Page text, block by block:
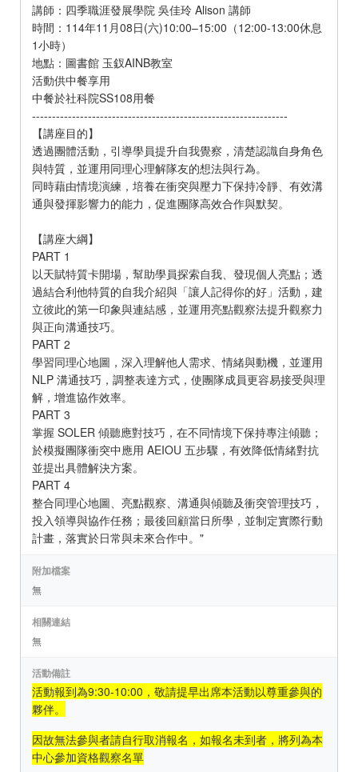
講師：四季職涯發展學院 吳佳玲 Alison 講師
時間：114年11月08日(六)10:00–15:00（12:00-13:00休息
1小時）
地點：圖書館 玉釵AINB教室
活動供中餐享用
中餐於社科院SS108用餐
----------------------------------------------------------------
【講座目的】
透過團體活動，引導學員提升自我覺察，清楚認識自身角色
與特質，並運用同理心理解隊友的想法與行為。
同時藉由情境演練，培養在衝突與壓力下保持冷靜、有效溝
通與發揮影響力的能力，促進團隊高效合作與默契。
【講座大綱】
PART 1
以天賦特質卡開場，幫助學員探索自我、發現個人亮點；透
過結合利他特質的自我介紹與「讓人記得你的好」活動，建
立彼此的第一印象與連結感，並運用亮點觀察法提升觀察力
與正向溝通技巧。
PART 2
學習同理心地圖，深入理解他人需求、情緒與動機，並運用
NLP 溝通技巧，調整表達方式，使團隊成員更容易接受與理
解，增進協作效率。
PART 3
掌握 SOLER 傾聽應對技巧，在不同情境下保持專注傾聽；
於模擬團隊衝突中應用 AEIOU 五步驟，有效降低情緒對抗
並提出具體解決方案。
PART 4
整合同理心地圖、亮點觀察、溝通與傾聽及衝突管理技巧，
投入領導與協作任務；最後回顧當日所學，並制定實際行動
計畫，落實於日常與未來合作中。"
附加檔案
無
相關連結
無
活動備註
活動報到為9:30-10:00，敬請提早出席本活動以尊重參與的
夥伴。
因故無法參與者請自行取消報名，如報名未到者，將列為本
中心參加資格觀察名單